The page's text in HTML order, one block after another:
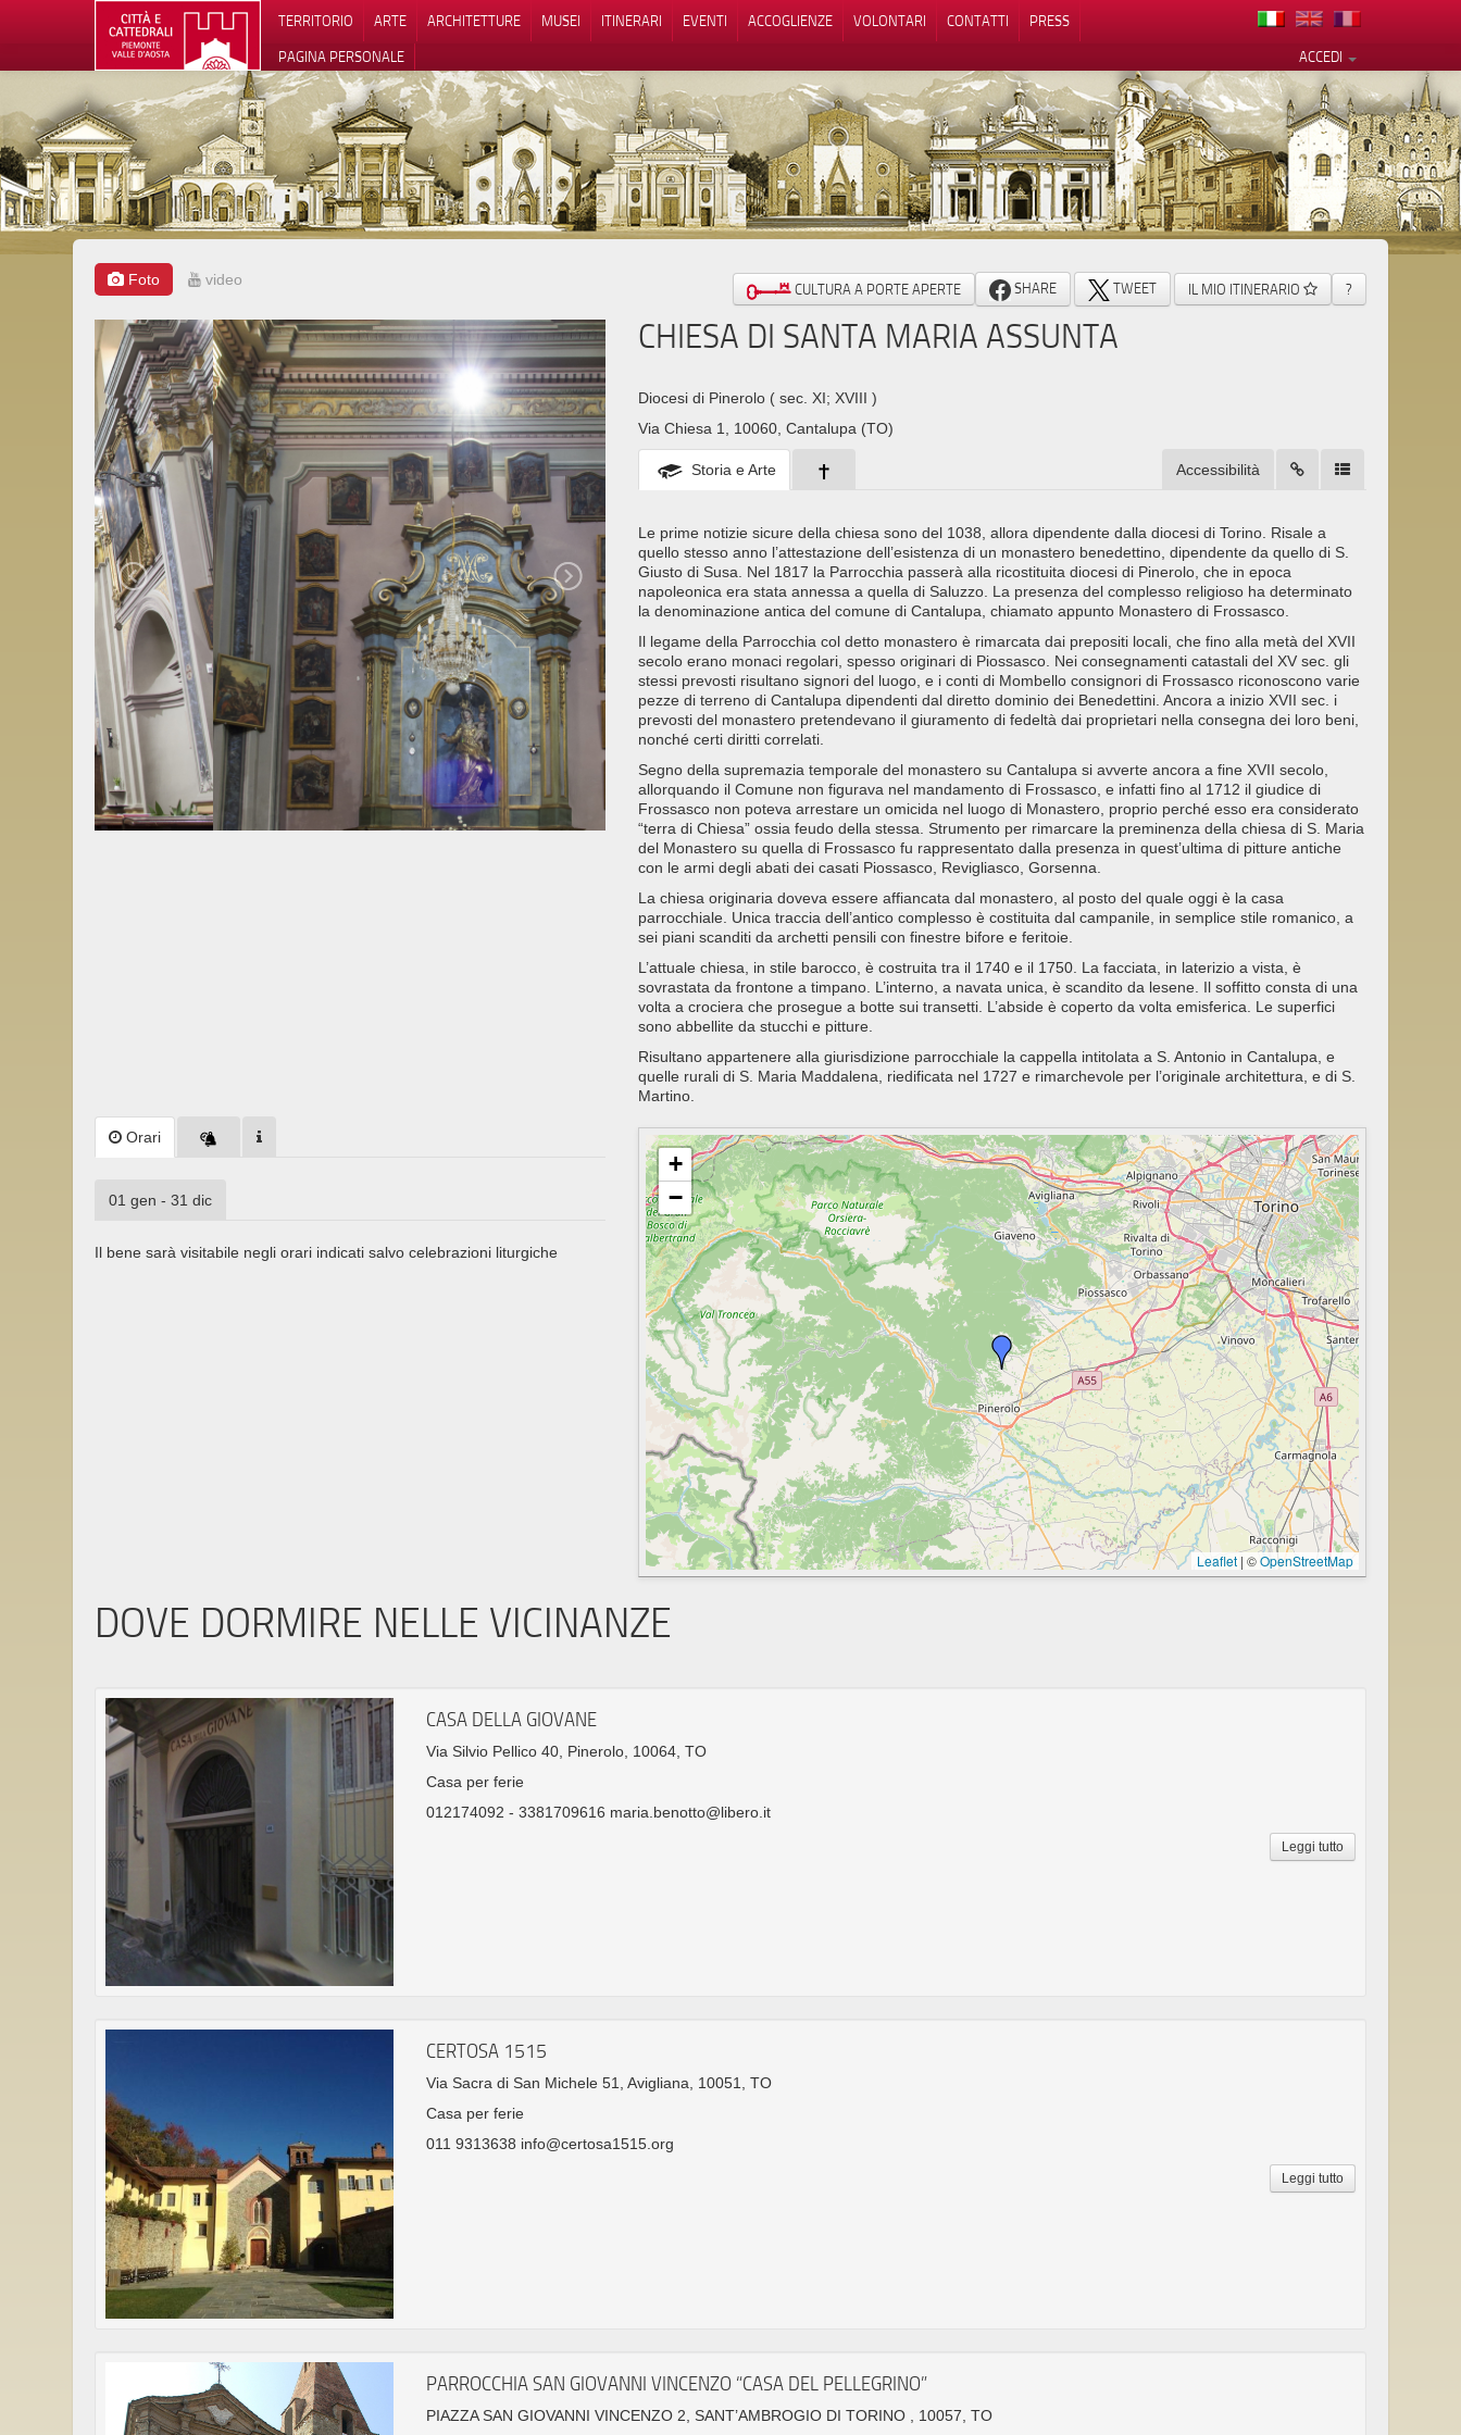
TERRITORIO ARTE ARCHITETTURE MUSEI ITINERARI EVENTI ACCOGLIENZE VOLONTARI CONTATTI
PRESS
ACCEDI
PAGINA PERSONALE
Foto video CULTURA A PORTE APERTE SHARE TWEET IL MIO ITINERARIO ?
CHIESA DI SANTA MARIA ASSUNTA
Diocesi di Pinerolo ( sec. XI; XVIII )
Via Chiesa 1, 10060, Cantalupa (TO)
Storia e Arte Accessibilità
Le prime notizie sicure della chiesa sono del 1038, allora dipendente dalla diocesi di Torino. Risale a
quello stesso anno l’attestazione dell’esistenza di un monastero benedettino, dipendente da quello di S.
Giusto di Susa. Nel 1817 la Parrocchia passerà alla ricostituita diocesi di Pinerolo, che in epoca
napoleonica era stata annessa a quella di Saluzzo. La presenza del complesso religioso ha determinato
la denominazione antica del comune di Cantalupa, chiamato appunto Monastero di Frossasco.
Il legame della Parrocchia col detto monastero è rimarcata dai prepositi locali, che fino alla metà del XVII
secolo erano monaci regolari, spesso originari di Piossasco. Nei consegnamenti catastali del XV sec. gli
stessi prevosti risultano signori del luogo, e i conti di Mombello consignori di Frossasco riconoscono varie
pezze di terreno di Cantalupa dipendenti dal diretto dominio dei Benedettini. Ancora a inizio XVII sec. i
prevosti del monastero pretendevano il giuramento di fedeltà dai proprietari nella consegna dei loro beni,
nonché certi diritti correlati.
Segno della supremazia temporale del monastero su Cantalupa si avverte ancora a fine XVII secolo,
allorquando il Comune non figurava nel mandamento di Frossasco, e infatti fino al 1712 il giudice di
Frossasco non poteva arrestare un omicida nel luogo di Monastero, proprio perché esso era considerato
“terra di Chiesa” ossia feudo della stessa. Strumento per rimarcare la preminenza della chiesa di S. Maria
del Monastero su quella di Frossasco fu rappresentato dalla presenza in quest’ultima di pitture antiche
con le armi degli abati dei casati Piossasco, Revigliasco, Gorsenna.
La chiesa originaria doveva essere affiancata dal monastero, al posto del quale oggi è la casa
parrocchiale. Unica traccia dell’antico complesso è costituita dal campanile, in semplice stile romanico, a
sei piani scanditi da archetti pensili con finestre bifore e feritoie.
L’attuale chiesa, in stile barocco, è costruita tra il 1740 e il 1750. La facciata, in laterizio a vista, è
sovrastata da frontone a timpano. L’interno, a navata unica, è scandito da lesene. Il soffitto consta di una
volta a crociera che prosegue a botte sui transetti. L’abside è coperto da volta emisferica. Le superfici
sono abbellite da stucchi e pitture.
Risultano appartenere alla giurisdizione parrocchiale la cappella intitolata a S. Antonio in Cantalupa, e
quelle rurali di S. Maria Maddalena, riedificata nel 1727 e rimarchevole per l’originale architettura, e di S.
Martino.
Orari
01 gen - 31 dic
Il bene sarà visitabile negli orari indicati salvo celebrazioni liturgiche
+
−
Leaflet | ©OpenStreetMap
DOVE DORMIRE NELLE VICINANZE
CASA DELLA GIOVANE
Via Silvio Pellico 40, Pinerolo, 10064, TO
Casa per ferie
012174092 - 3381709616 maria.benotto@libero.it
Leggi tutto
CERTOSA 1515
Via Sacra di San Michele 51, Avigliana, 10051, TO
Casa per ferie
011 9313638 info@certosa1515.org
Leggi tutto
PARROCCHIA SAN GIOVANNI VINCENZO “CASA DEL PELLEGRINO”
PIAZZA SAN GIOVANNI VINCENZO 2, SANT’AMBROGIO DI TORINO , 10057, TO
Le tue preferenze relative alla privacy